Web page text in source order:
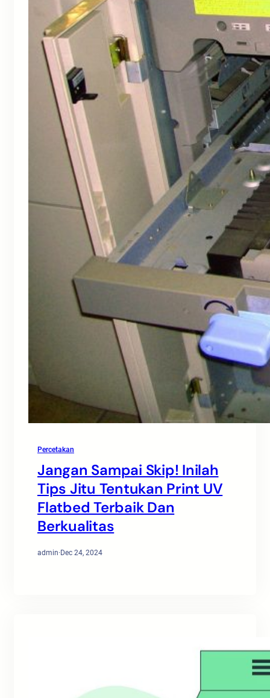
Percetakan
Jangan Sampai Skip! Inilah
Tips Jitu Tentukan Print UV
Flatbed Terbaik Dan
Berkualitas
admin·Dec 24, 2024